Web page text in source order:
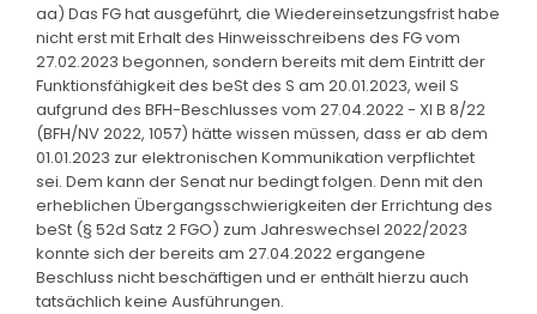
aa) Das FG hat ausgeführt, die Wiedereinsetzungsfrist habe
nicht erst mit Erhalt des Hinweisschreibens des FG vom
27.02.2023 begonnen, sondern bereits mit dem Eintritt der
Funktionsfähigkeit des beSt des S am 20.01.2023, weil S
aufgrund des BFH-Beschlusses vom 27.04.2022 - XI B 8/22
(BFH/NV 2022, 1057) hätte wissen müssen, dass er ab dem
01.01.2023 zur elektronischen Kommunikation verpflichtet
sei. Dem kann der Senat nur bedingt folgen. Denn mit den
erheblichen Übergangsschwierigkeiten der Errichtung des
beSt (§ 52d Satz 2 FGO) zum Jahreswechsel 2022/2023
konnte sich der bereits am 27.04.2022 ergangene
Beschluss nicht beschäftigen und er enthält hierzu auch
tatsächlich keine Ausführungen.